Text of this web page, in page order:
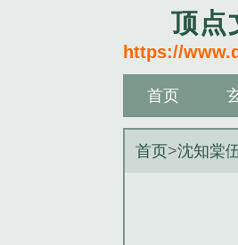
顶点
https://
首页
首页>沈知棠